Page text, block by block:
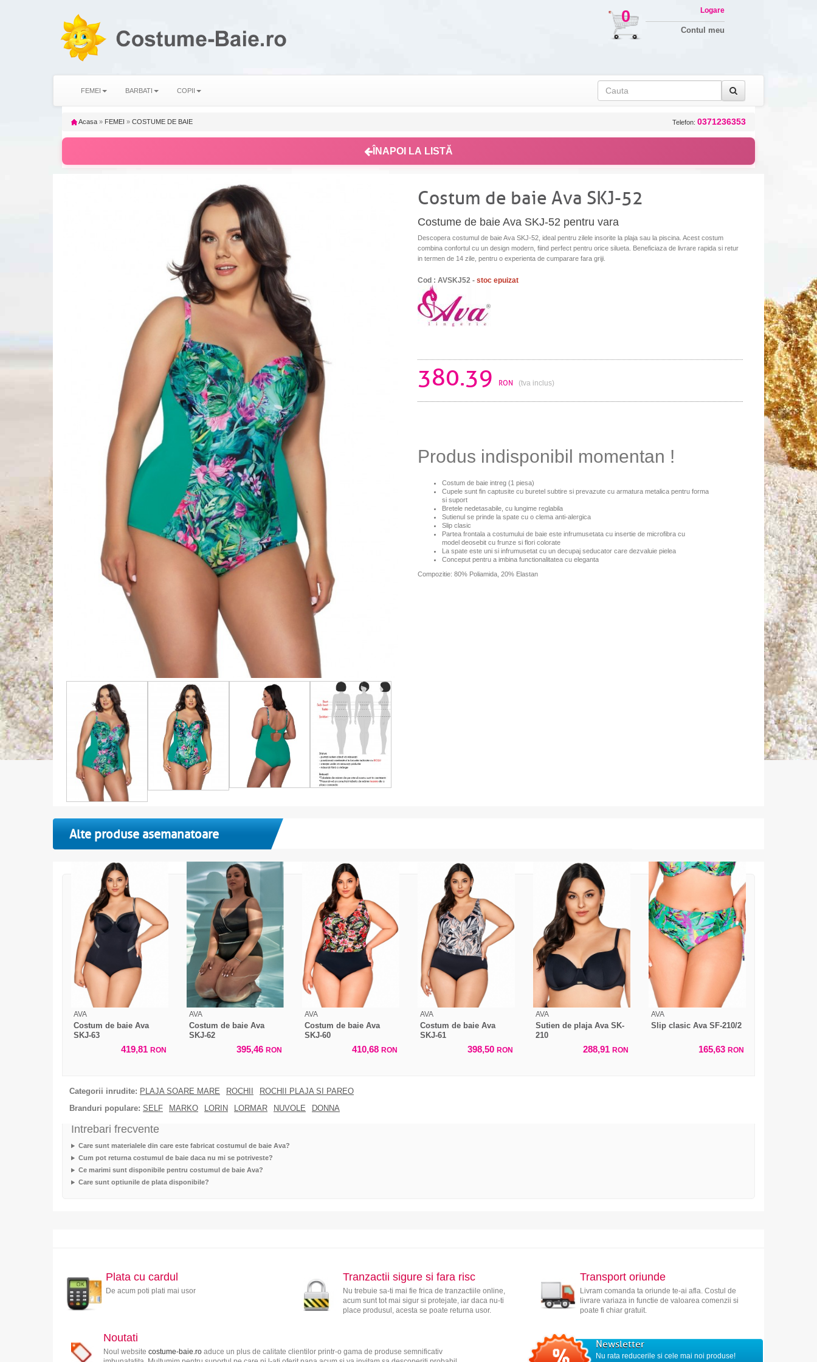
0 Logare
Contul meu
FEMEI BARBATI COPII
Acasa » FEMEI » COSTUME DE BAIE Telefon: 0371236353
ÎNAPOI LA LISTĂ
Costum de baie Ava SKJ-52
Costume de baie Ava SKJ-52 pentru vara
Descopera costumul de baie Ava SKJ-52, ideal pentru zilele insorite la plaja sau la piscina. Acest costum
combina confortul cu un design modern, fiind perfect pentru orice silueta. Beneficiaza de livrare rapida si retur
in termen de 14 zile, pentru o experienta de cumparare fara griji.
Cod : AVSKJ52 - stoc epuizat
380.39 RON (tva inclus)
Produs indisponibil momentan !
Costum de baie intreg (1 piesa)
Cupele sunt fin captusite cu buretel subtire si prevazute cu armatura metalica pentru forma
si suport
Bretele nedetasabile, cu lungime reglabila
Sutienul se prinde la spate cu o clema anti-alergica
Slip clasic
Partea frontala a costumului de baie este infrumusetata cu insertie de microfibra cu
model deosebit cu frunze si flori colorate
La spate este uni si infrumusetat cu un decupaj seducator care dezvaluie pielea
Conceput pentru a imbina functionalitatea cu eleganta
Compozitie: 80% Poliamida, 20% Elastan
Alte produse asemanatoare
AVA
Costum de baie Ava
SKJ-63
419,81 RON
AVA
Costum de baie Ava
SKJ-62
395,46 RON
AVA
Costum de baie Ava
SKJ-60
410,68 RON
AVA
Costum de baie Ava
SKJ-61
398,50 RON
AVA
Sutien de plaja Ava SK-
210
288,91 RON
AVA
Slip clasic Ava SF-210/2
165,63 RON
Categorii inrudite: PLAJA SOARE MARE ROCHII
ROCHII PLAJA SI PAREO
Branduri populare: SELF MARKO LORIN LORMAR NUVOLE DONNA
Intrebari frecvente
Care sunt materialele din care este fabricat costumul de baie Ava?
Cum pot returna costumul de baie daca nu mi se potriveste?
Ce marimi sunt disponibile pentru costumul de baie Ava?
Care sunt optiunile de plata disponibile?
Plata cu cardul
De acum poti plati mai usor
Tranzactii sigure si fara risc
Nu trebuie sa-ti mai fie frica de tranzactiile online,
acum sunt tot mai sigur si protejate, iar daca nu-ti
place produsul, acesta se poate returna usor.
Transport oriunde
Livram comanda ta oriunde te-ai afla. Costul de
livrare variaza in functie de valoarea comenzii si
poate fi chiar gratuit.
Noutati
Noul website costume-baie.roaduce un plus de calitate clientilor printr-o gama de produse semnificativ
Newsletter
Nu rata reducerile si cele mai noi produse!